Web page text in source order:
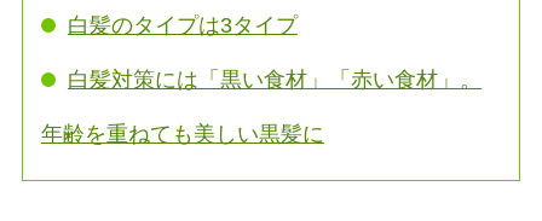
白髪のタイプは3タイプ
白髪対策には「黒い食材」「赤い食材」。
年齢を重ねても美しい黒髪に